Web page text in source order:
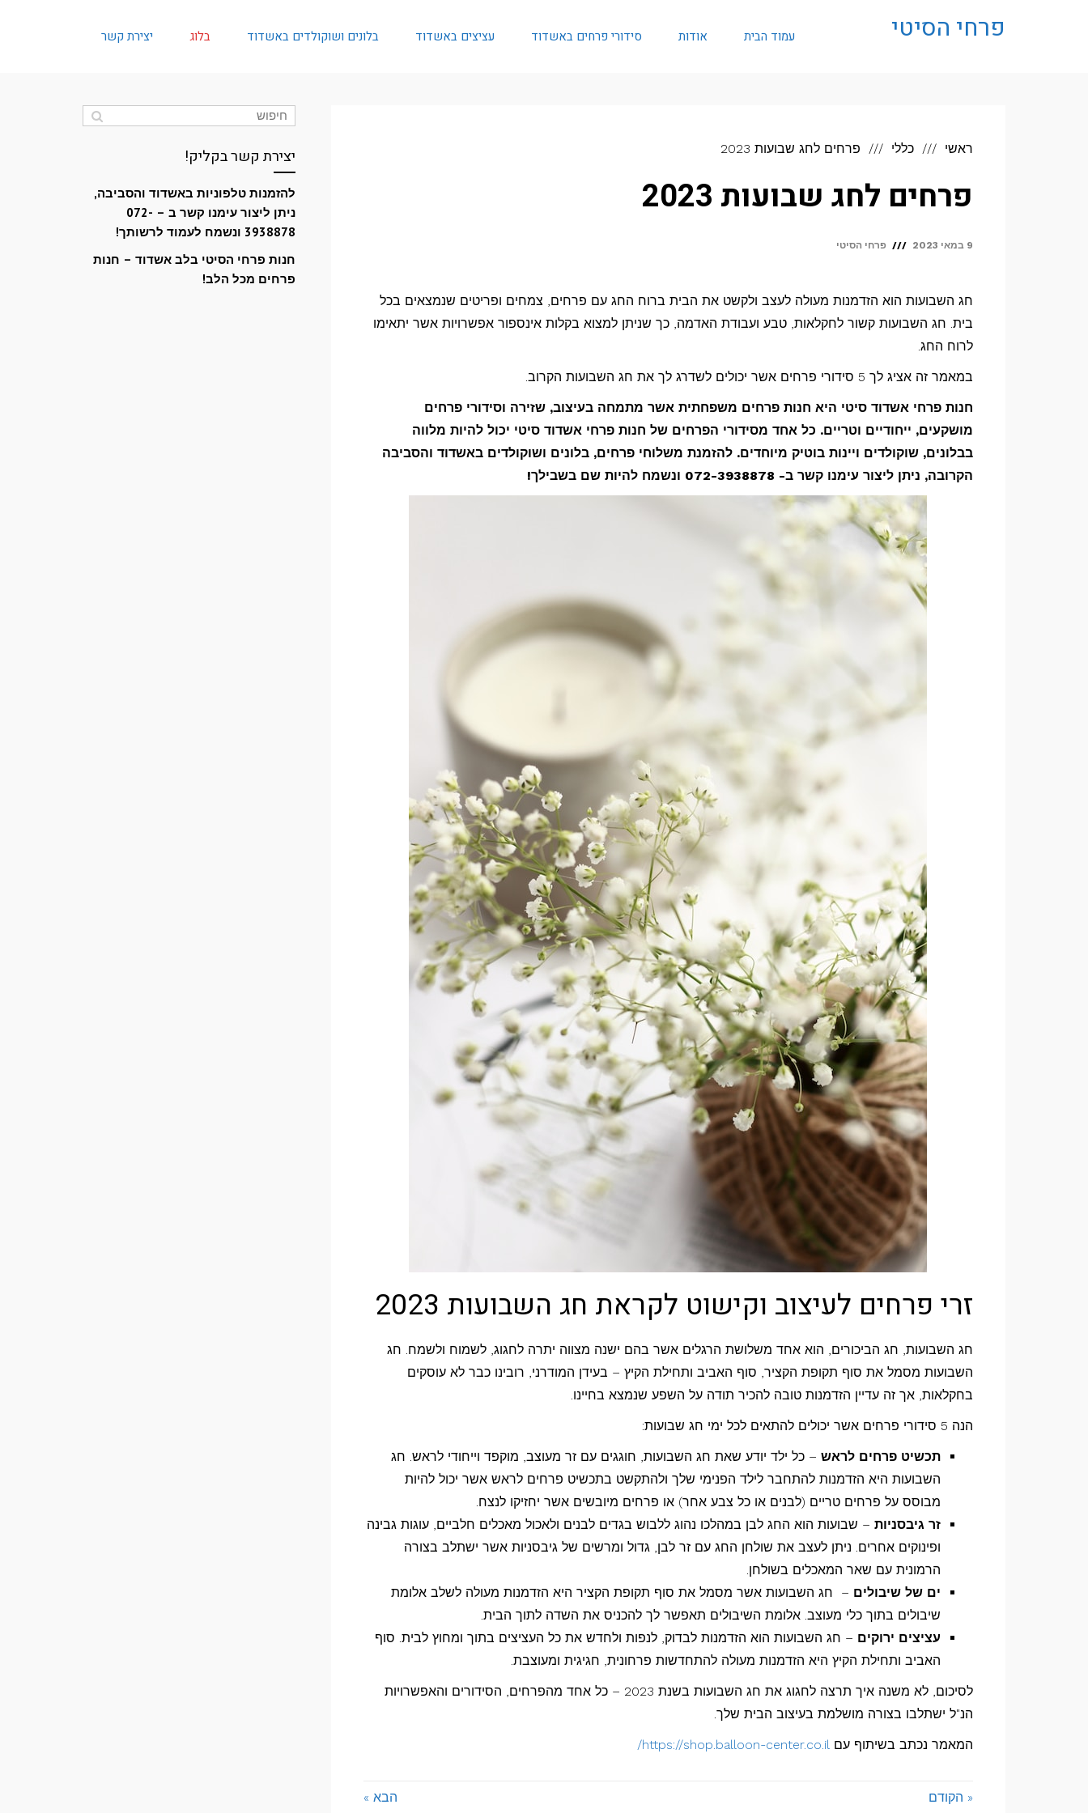
פרחי הסיטי עמוד הבית אודות סידורי פרחים באשדוד עציצים באשדוד בלונים ושוקולדים באשדוד בלוג יצירת קשר
ראשי כללי פרחים לחג שבועות 2023
פרחים לחג שבועות 2023
9 במאי 2023 פרחי הסיטי
חג השבועות הוא הזדמנות מעולה לעצב ולקשט את הבית ברוח החג עם פרחים, צמחים ופריטים שנמצאים בכל
בית. חג השבועות קשור לחקלאות, טבע ועבודת האדמה, כך שניתן למצוא בקלות אינספור אפשרויות אשר יתאימו
לרוח החג.
במאמר זה אציג לך 5 סידורי פרחים אשר יכולים לשדרג לך את חג השבועות הקרוב.
חנות פרחי אשדוד סיטי היא חנות פרחים משפחתית אשר מתמחה בעיצוב, שזירה וסידורי פרחים
מושקעים, ייחודיים וטריים. כל אחד מסידורי הפרחים של חנות פרחי אשדוד סיטי יכול להיות מלווה
בבלונים, שוקולדים ויינות בוטיק מיוחדים. להזמנת משלוחי פרחים, בלונים ושוקולדים באשדוד והסביבה
הקרובה, ניתן ליצור עימנו קשר ב- 072-3938878 ונשמח להיות שם בשבילך!
זרי פרחים לעיצוב וקישוט לקראת חג השבועות 2023
חג השבועות, חג הביכורים, הוא אחד משלושת הרגלים אשר בהם ישנה מצווה יתרה לחגוג, לשמוח ולשמח. חג
השבועות מסמל את סוף תקופת הקציר, סוף האביב ותחילת הקיץ – בעידן המודרני, רובינו כבר לא עוסקים
בחקלאות, אך זה עדיין הזדמנות טובה להכיר תודה על השפע שנמצא בחיינו.
הנה 5 סידורי פרחים אשר יכולים להתאים לכל ימי חג שבועות:
תכשיט פרחים לראש – כל ילד יודע שאת חג השבועות, חוגגים עם זר מעוצב, מוקפד וייחודי לראש. חג
השבועות היא הזדמנות להתחבר לילד הפנימי שלך ולהתקשט בתכשיט פרחים לראש אשר יכול להיות
מבוסס על פרחים טריים (לבנים או כל צבע אחר) או פרחים מיובשים אשר יחזיקו לנצח.
זר גיבסניות – שבועות הוא החג לבן במהלכו נהוג ללבוש בגדים לבנים ולאכול מאכלים חלביים, עוגות גבינה
ופינוקים אחרים. ניתן לעצב את שולחן החג עם זר לבן, גדול ומרשים של גיבסניות אשר ישתלב בצורה
הרמונית עם שאר המאכלים בשולחן.
ים של שיבולים – חג השבועות אשר מסמל את סוף תקופת הקציר היא הזדמנות מעולה לשלב אלומת
שיבולים בתוך כלי מעוצב. אלומת השיבולים תאפשר לך להכניס את השדה לתוך הבית.
עציצים ירוקים – חג השבועות הוא הזדמנות לבדוק, לנפות ולחדש את כל העציצים בתוך ומחוץ לבית. סוף
האביב ותחילת הקיץ היא הזדמנות מעולה להתחדשות פרחונית, חגיגית ומעוצבת.
לסיכום, לא משנה איך תרצה לחגוג את חג השבועות בשנת 2023 – כל אחד מהפרחים, הסידורים והאפשרויות
הנ"ל ישתלבו בצורה מושלמת בעיצוב הבית שלך.
המאמר נכתב בשיתוף עם
« הקודם הבא »
יצירת קשר בקליק!
להזמנות טלפוניות באשדוד והסביבה,
ניתן ליצור עימנו קשר ב – 072-
3938878 ונשמח לעמוד לרשותך!
חנות פרחי הסיטי בלב אשדוד – חנות
פרחים מכל הלב!